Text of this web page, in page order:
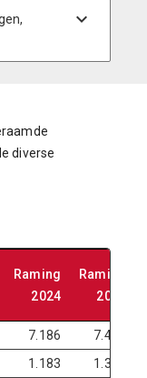
diverse
Raming
2024
Raming
2025
7.186
7.491
1.183
1.363